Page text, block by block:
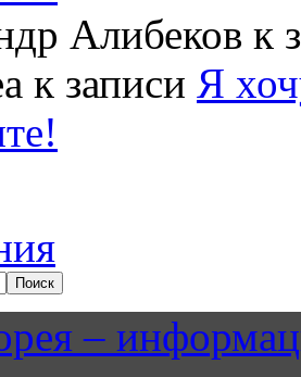
Алибеков к
к записи Я
–